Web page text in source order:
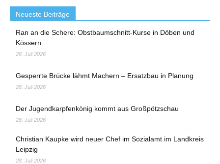
Neueste Beiträge
Ran an die Schere: Obstbaumschnitt-Kurse in Döben und
Kössern
28. Juli 2026
Gesperrte Brücke lähmt Machern – Ersatzbau in Planung
28. Juli 2026
Der Jugendkarpfenkönig kommt aus Großpötzschau
28. Juli 2026
Christian Kaupke wird neuer Chef im Sozialamt im Landkreis
Leipzig
28. Juli 2026